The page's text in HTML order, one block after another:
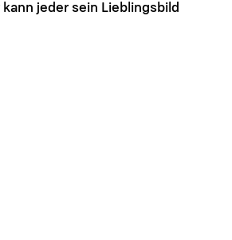
jeder sein Lieblingsbild